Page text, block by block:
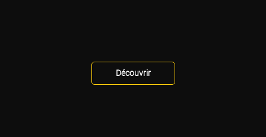
Découvrir